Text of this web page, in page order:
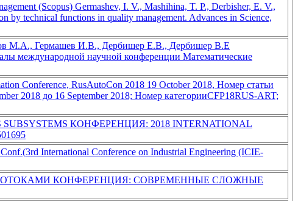
(Scopus) Germashev, I. V., Mashihina, T. P., Derbisher, E. V.,
technical functions in quality management. Advances in Science,
М.А., Гермашев И.В., Дербишер Е.В., Дербишер В.Е
международной научной конференции Математические
Conference, RusAutoCon 2018 19 October 2018, Номер статьи
2018 до 16 September 2018; Номер категорииCFP18RUS-ART;
SUBSYSTEMS КОНФЕРЕНЦИЯ: 2018 INTERNATIONAL
International Conference on Industrial Engineering (ICIE-
КОНФЕРЕНЦИЯ: СОВРЕМЕННЫЕ СЛОЖНЫЕ